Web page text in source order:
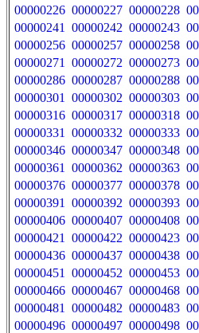
00000226 00000227 00000228
00000241
00000242 00000243
00000256 00000257 00000258
00000271
00000272 00000273
00000286 00000287 00000288
00000301
00000302 00000303
00000316 00000317 00000318
00000331
00000332 00000333
00000346 00000347 00000348
00000361
00000362 00000363
00000376 00000377 00000378
00000391
00000392 00000393
00000406 00000407 00000408
00000421
00000422 00000423
00000436 00000437 00000438
00000451
00000452 00000453
00000466 00000467 00000468
00000481
00000482 00000483
00000496 00000497 00000498